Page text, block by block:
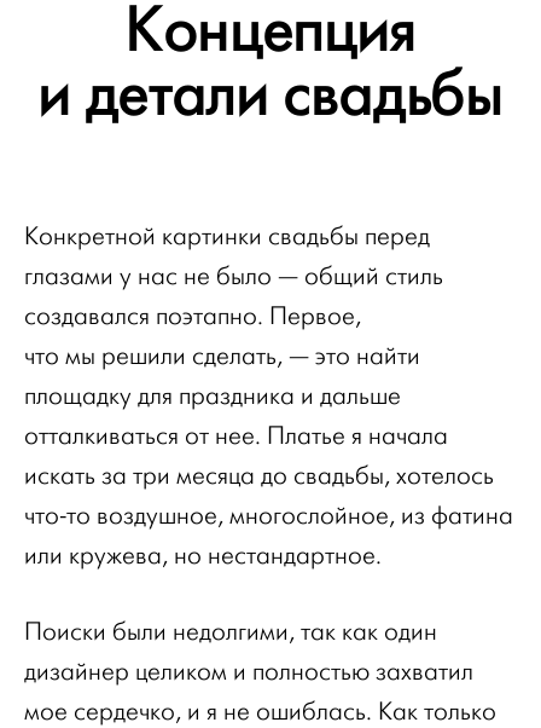
Концепция
и детали свадьбы
Конкретной картинки свадьбы перед
глазами у нас не было — общий стиль
создавался поэтапно. Первое,
что мы решили сделать, — это найти
площадку для праздника и дальше
отталкиваться от нее. Платье я начала
искать за три месяца до свадьбы, хотелось
что-то воздушное, многослойное, из фатина
или кружева, но нестандартное.
Поиски были недолгими, так как один
дизайнер целиком и полностью захватил
мое сердечко, и я не ошиблась. Как только